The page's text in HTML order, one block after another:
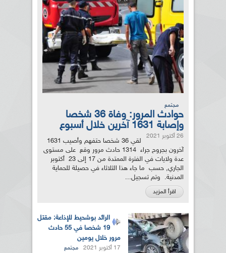
مجتمع
حوادث المرور: وفاة 36 شخصا
وإصابة 1631 آخرين خلال أسبوع
26 أكتوبر 2021
لقي 36 شخصا حتفهم وأصيب 1631
آخرون بجروح جراء 1314 حادث مرور وقع على مستوى
عدة ولايات في الفترة الممتدة من 17 إلى 23 أكتوبر
الجاري, حسب ما جاء هذا الثلاثاء في حصيلة للحماية
المدنية. وتم تسجيل...
اقرأ المزيد
الرائد بوشحيط للإذاعة: مقتل
19 شخصا في 55 حادث
مرور خلال يومين
17 أكتوبر 2021 مجتمع